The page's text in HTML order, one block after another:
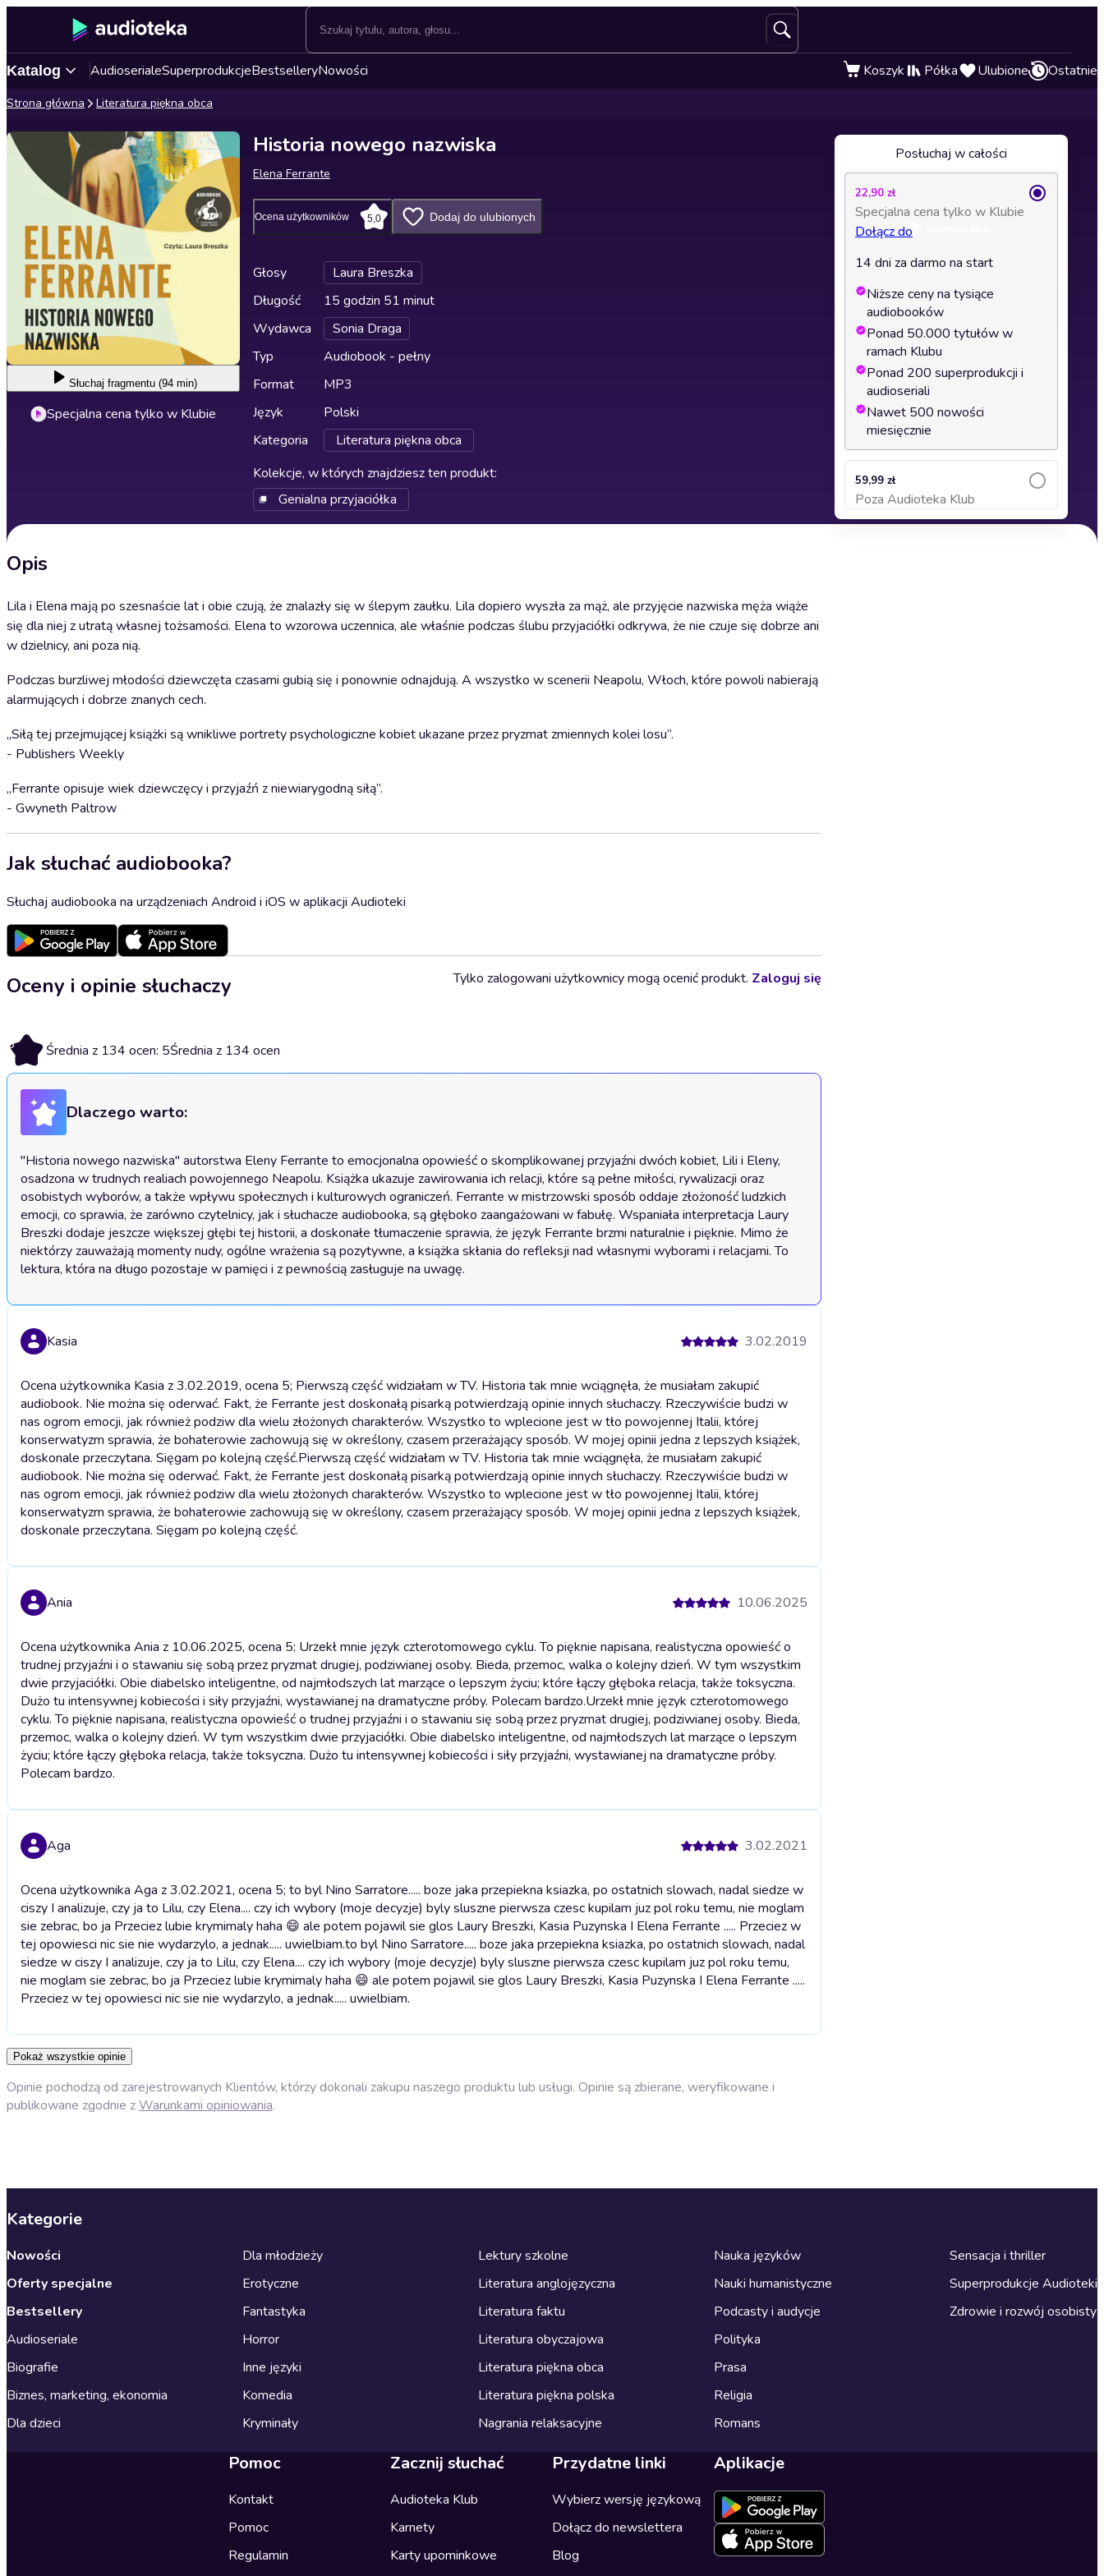
Katalog AudioserialeSuperprodukcjeBestselleryNowości Koszyk Półka Ulubione Ostatnie
Strona główna Literatura piękna obca
Słuchaj fragmentu (94 min)
Specjalna cena tylko w Klubie
Historia nowego nazwiska
Elena Ferrante
Ocena użytkowników 5,0 Dodaj do ulubionych
Głosy
Laura Breszka
Długość
15 godzin 51 minut
Wydawca
Sonia Draga
Typ
Audiobook - pełny
Format
MP3
Język
Polski
Kategoria
Literatura piękna obca
Kolekcje, w których znajdziesz ten produkt:
Genialna przyjaciółka
Opis
Lila i Elena mają po szesnaście lat i obie czują, że znalazły się w ślepym zaułku. Lila dopiero wyszła za mąż, ale przyjęcie nazwiska męża wiąże
się dla niej z utratą własnej tożsamości. Elena to wzorowa uczennica, ale właśnie podczas ślubu przyjaciółki odkrywa, że nie czuje się dobrze ani
w dzielnicy, ani poza nią.
Podczas burzliwej młodości dziewczęta czasami gubią się i ponownie odnajdują. A wszystko w scenerii Neapolu, Włoch, które powoli nabierają
alarmujących i dobrze znanych cech.
„Siłą tej przejmującej książki są wnikliwe portrety psychologiczne kobiet ukazane przez pryzmat zmiennych kolei losu”.
- Publishers Weekly
„Ferrante opisuje wiek dziewczęcy i przyjaźń z niewiarygodną siłą”.
- Gwyneth Paltrow
Jak słuchać audiobooka?
Słuchaj audiobooka na urządzeniach Android i iOS w aplikacji Audioteki
Oceny i opinie słuchaczy
5 Średnia z 134 ocen: 5Średnia z 134 ocen
Tylko zalogowani użytkownicy mogą ocenić produkt. Zaloguj się
Dlaczego warto:
"Historia nowego nazwiska" autorstwa Eleny Ferrante to emocjonalna opowieść o skomplikowanej przyjaźni dwóch kobiet, Lili i Eleny,
osadzona w trudnych realiach powojennego Neapolu. Książka ukazuje zawirowania ich relacji, które są pełne miłości, rywalizacji oraz
osobistych wyborów, a także wpływu społecznych i kulturowych ograniczeń. Ferrante w mistrzowski sposób oddaje złożoność ludzkich
emocji, co sprawia, że zarówno czytelnicy, jak i słuchacze audiobooka, są głęboko zaangażowani w fabułę. Wspaniała interpretacja Laury
Breszki dodaje jeszcze większej głębi tej historii, a doskonałe tłumaczenie sprawia, że język Ferrante brzmi naturalnie i pięknie. Mimo że
niektórzy zauważają momenty nudy, ogólne wrażenia są pozytywne, a książka skłania do refleksji nad własnymi wyborami i relacjami. To
lektura, która na długo pozostaje w pamięci i z pewnością zasługuje na uwagę.
Kasia 3.02.2019
Ocena użytkownika Kasia z 3.02.2019, ocena 5; Pierwszą część widziałam w TV. Historia tak mnie wciągnęła, że musiałam zakupić
audiobook. Nie można się oderwać. Fakt, że Ferrante jest doskonałą pisarką potwierdzają opinie innych słuchaczy. Rzeczywiście budzi w
nas ogrom emocji, jak również podziw dla wielu złożonych charakterów. Wszystko to wplecione jest w tło powojennej Italii, której
konserwatyzm sprawia, że bohaterowie zachowują się w określony, czasem przerażający sposób. W mojej opinii jedna z lepszych książek,
doskonale przeczytana. Sięgam po kolejną część.Pierwszą część widziałam w TV. Historia tak mnie wciągnęła, że musiałam zakupić
audiobook. Nie można się oderwać. Fakt, że Ferrante jest doskonałą pisarką potwierdzają opinie innych słuchaczy. Rzeczywiście budzi w
nas ogrom emocji, jak również podziw dla wielu złożonych charakterów. Wszystko to wplecione jest w tło powojennej Italii, której
konserwatyzm sprawia, że bohaterowie zachowują się w określony, czasem przerażający sposób. W mojej opinii jedna z lepszych książek,
doskonale przeczytana. Sięgam po kolejną część.
Ania 10.06.2025
Ocena użytkownika Ania z 10.06.2025, ocena 5; Urzekł mnie język czterotomowego cyklu. To pięknie napisana, realistyczna opowieść o
trudnej przyjaźni i o stawaniu się sobą przez pryzmat drugiej, podziwianej osoby. Bieda, przemoc, walka o kolejny dzień. W tym wszystkim
dwie przyjaciółki. Obie diabelsko inteligentne, od najmłodszych lat marzące o lepszym życiu; które łączy głęboka relacja, także toksyczna.
Dużo tu intensywnej kobiecości i siły przyjaźni, wystawianej na dramatyczne próby. Polecam bardzo.Urzekł mnie język czterotomowego
cyklu. To pięknie napisana, realistyczna opowieść o trudnej przyjaźni i o stawaniu się sobą przez pryzmat drugiej, podziwianej osoby. Bieda,
przemoc, walka o kolejny dzień. W tym wszystkim dwie przyjaciółki. Obie diabelsko inteligentne, od najmłodszych lat marzące o lepszym
życiu; które łączy głęboka relacja, także toksyczna. Dużo tu intensywnej kobiecości i siły przyjaźni, wystawianej na dramatyczne próby.
Polecam bardzo.
Aga 3.02.2021
Ocena użytkownika Aga z 3.02.2021, ocena 5; to byl Nino Sarratore..... boze jaka przepiekna ksiazka, po ostatnich slowach, nadal siedze w
ciszy I analizuje, czy ja to Lilu, czy Elena.... czy ich wybory (moje decyzje) byly sluszne pierwsza czesc kupilam juz pol roku temu, nie moglam
sie zebrac, bo ja Przeciez lubie krymimaly haha 😄 ale potem pojawil sie glos Laury Breszki, Kasia Puzynska I Elena Ferrante ..... Przeciez w
tej opowiesci nic sie nie wydarzylo, a jednak..... uwielbiam.to byl Nino Sarratore..... boze jaka przepiekna ksiazka, po ostatnich slowach, nadal
siedze w ciszy I analizuje, czy ja to Lilu, czy Elena.... czy ich wybory (moje decyzje) byly sluszne pierwsza czesc kupilam juz pol roku temu,
nie moglam sie zebrac, bo ja Przeciez lubie krymimaly haha 😄 ale potem pojawil sie glos Laury Breszki, Kasia Puzynska I Elena Ferrante .....
Przeciez w tej opowiesci nic sie nie wydarzylo, a jednak..... uwielbiam.
Pokaż wszystkie opinie
Opinie pochodzą od zarejestrowanych Klientów, którzy dokonali zakupu naszego produktu lub usługi. Opinie są zbierane, weryfikowane i
publikowane zgodnie zWarunkami opiniowania.
Posłuchaj w całości
22,90 zł
Specjalna cena tylko w Klubie
Dołącz do
14 dni za darmo na start
Niższe ceny na tysiące
audiobooków
Ponad 50.000 tytułów w
ramach Klubu
Ponad 200 superprodukcji i
audioseriali
Nawet 500 nowości
miesięcznie
59,99 zł
Poza Audioteka Klub
Dodaj do koszyka
Kategorie
Nowości
Oferty specjalne
Bestsellery
Audioseriale
Biografie
Biznes, marketing, ekonomia
Dla dzieci
Dla młodzieży
Erotyczne
Fantastyka
Horror
Inne języki
Komedia
Kryminały
Lektury szkolne
Literatura anglojęzyczna
Literatura faktu
Literatura obyczajowa
Literatura piękna obca
Literatura piękna polska
Nagrania relaksacyjne
Nauka języków
Nauki humanistyczne
Podcasty i audycje
Polityka
Prasa
Religia
Romans
Sensacja i thriller
Superprodukcje Audioteki
Zdrowie i rozwój osobisty
Pomoc
Kontakt
Pomoc
Regulamin
Zacznij słuchać
Audioteka Klub
Karnety
Karty upominkowe
Przydatne linki
Wybierz wersję językową
Dołącz do newslettera
Blog
Aplikacje